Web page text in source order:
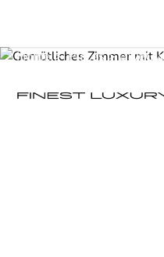
Home Places